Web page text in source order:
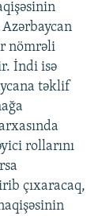
nömrəli
İndi isə
təklif
rollarını
çıxaracaq,